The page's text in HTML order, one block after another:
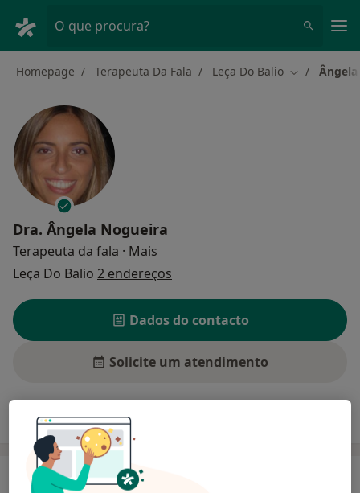
O que procura?
Homepage Terapeuta Da Fala Leça Do Balio Mudar de
Dra. Ângela Nogueira
Terapeuta da fala · Mais
Leça Do Balio 2 endereços
Dados do contacto
Solicite um atendimento
Experiência Preços
Experiência